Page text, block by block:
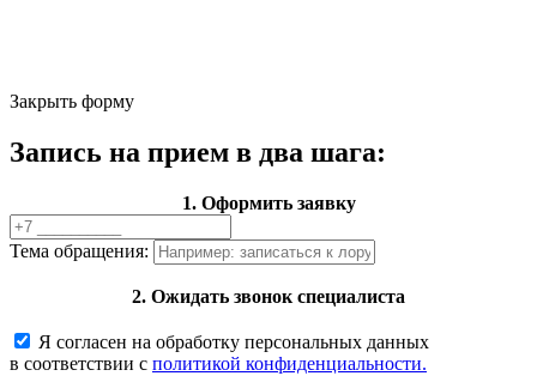
Закрыть форму
Запись на прием в два шага:
1. Оформить заявку
Тема обращения:
2. Ожидать звонок специалиста
Я согласен на обработку персональных данных
в соответствии с политикой конфиденциальности.